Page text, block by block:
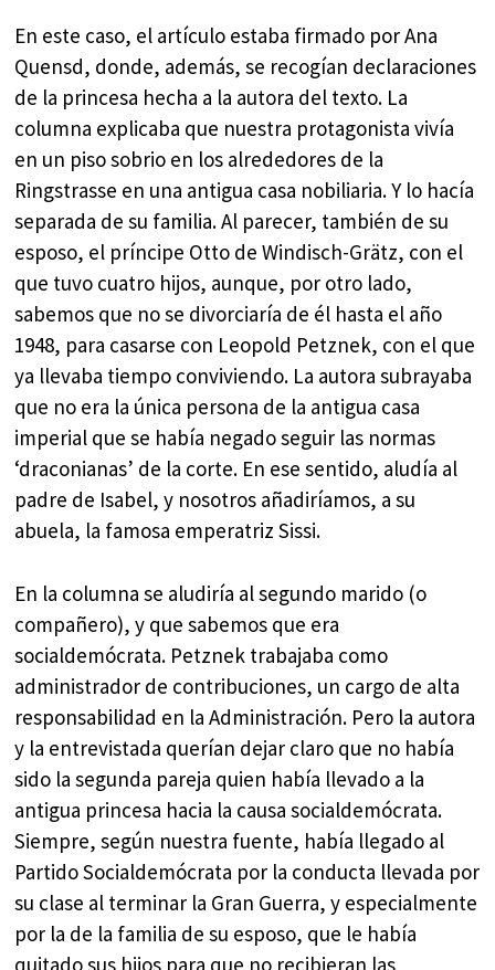
En este caso, el artículo estaba firmado por Ana
Quensd, donde, además, se recogían declaraciones
de la princesa hecha a la autora del texto. La
columna explicaba que nuestra protagonista vivía
en un piso sobrio en los alrededores de la
Ringstrasse en una antigua casa nobiliaria. Y lo hacía
separada de su familia. Al parecer, también de su
esposo, el príncipe Otto de Windisch-Grätz, con el
que tuvo cuatro hijos, aunque, por otro lado,
sabemos que no se divorciaría de él hasta el año
1948, para casarse con Leopold Petznek, con el que
ya llevaba tiempo conviviendo. La autora subrayaba
que no era la única persona de la antigua casa
imperial que se había negado seguir las normas
‘draconianas’ de la corte. En ese sentido, aludía al
padre de Isabel, y nosotros añadiríamos, a su
abuela, la famosa emperatriz Sissi.
En la columna se aludiría al segundo marido (o
compañero), y que sabemos que era
socialdemócrata. Petznek trabajaba como
administrador de contribuciones, un cargo de alta
responsabilidad en la Administración. Pero la autora
y la entrevistada querían dejar claro que no había
sido la segunda pareja quien había llevado a la
antigua princesa hacia la causa socialdemócrata.
Siempre, según nuestra fuente, había llegado al
Partido Socialdemócrata por la conducta llevada por
su clase al terminar la Gran Guerra, y especialmente
por la de la familia de su esposo, que le había
quitado sus hijos para que no recibieran las